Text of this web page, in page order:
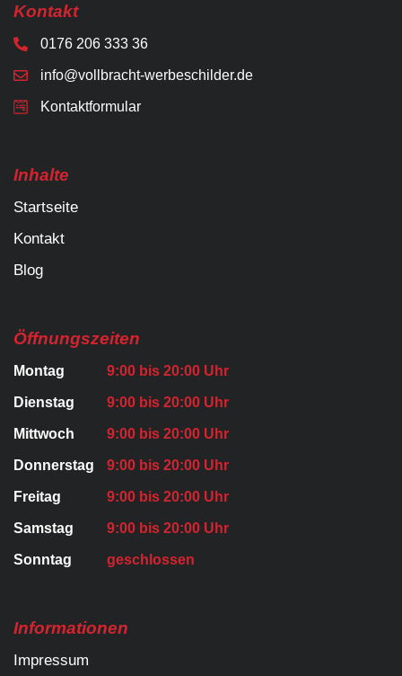
Kontakt
0176 206 333 36
info@vollbracht-werbeschilder.de
Kontaktformular
Inhalte
Startseite
Kontakt
Blog
Öffnungszeiten
Montag 9:00 bis 20:00 Uhr
Dienstag 9:00 bis 20:00 Uhr
Mittwoch 9:00 bis 20:00 Uhr
Donnerstag 9:00 bis 20:00 Uhr
Freitag 9:00 bis 20:00 Uhr
Samstag 9:00 bis 20:00 Uhr
Sonntag geschlossen
Informationen
Impressum